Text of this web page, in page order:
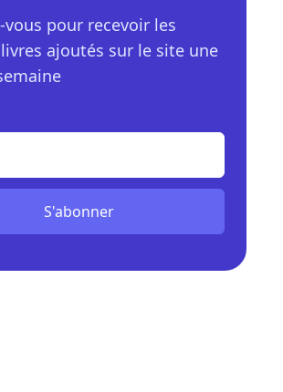
vous pour recevoir les
ajoutés sur le site une
S'abonner